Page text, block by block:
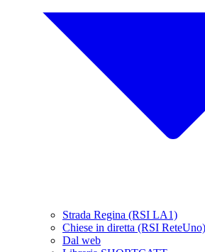
Strada Regina (RSI LA1)
Chiese in diretta (RSI ReteUno)
Dal web